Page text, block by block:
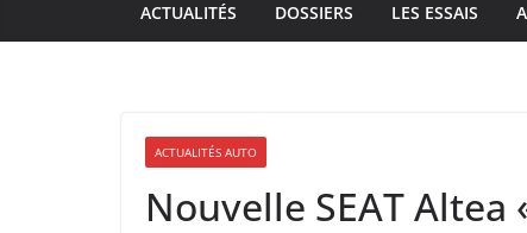
ACTUALITÉS DOSSIERS LES ESSAIS
ACTUALITÉS AUTO
Nouvelle SEAT Altea